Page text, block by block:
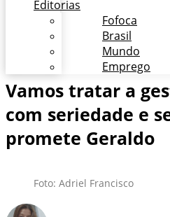
Editorias
Fofoca
Brasil
Mundo
Emprego
Vamos tratar a
com seriedade e
promete Geraldo
Foto: Adriel Francisco